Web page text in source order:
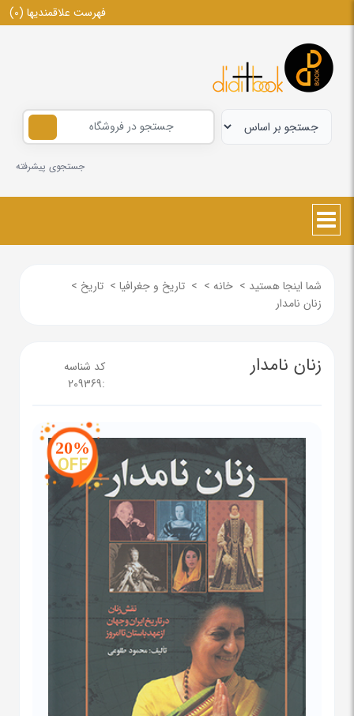
فهرست علاقمندیها (0)
جستجوی پیشرفته
شما اینجا هستید > خانه >
> تاریخ و جغرافیا > تاریخ >
زنان نامدار
زنان نامدار
کد شناسه
:
209369
20%
OFF